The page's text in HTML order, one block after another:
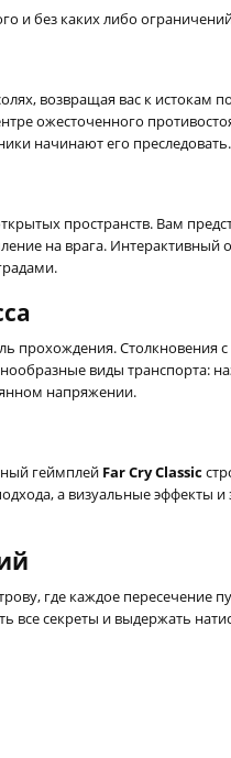
и без каких либо
возвращая вас к
ожесточенного
начинают его преследовать.
пространств. Вам
на врага.
прохождения. Столкновения
виды транспорта:
напряжении.
геймплей Far Cry Classic
а визуальные эффекты
где каждое пересечение
все секреты и выдержать